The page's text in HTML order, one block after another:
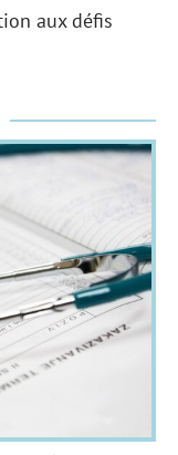
aux défis